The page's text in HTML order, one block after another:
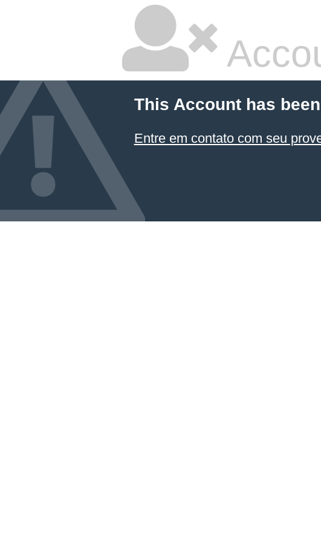
This Account has
Entre em contato com seu